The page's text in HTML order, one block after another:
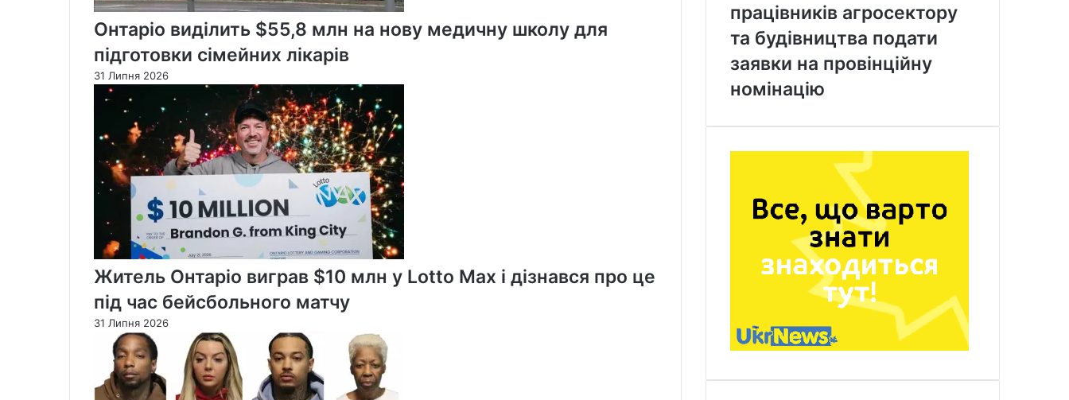
Онтаріо виділить $55,8 млн на нову медичну школу для
підготовки сімейних лікарів
31 Липня 2026
Житель Онтаріо виграв $10 млн у Lotto Max і дізнався про це
під час бейсбольного матчу
31 Липня 2026
працівників агросектору
та будівництва подати
заявки на провінційну
номінацію